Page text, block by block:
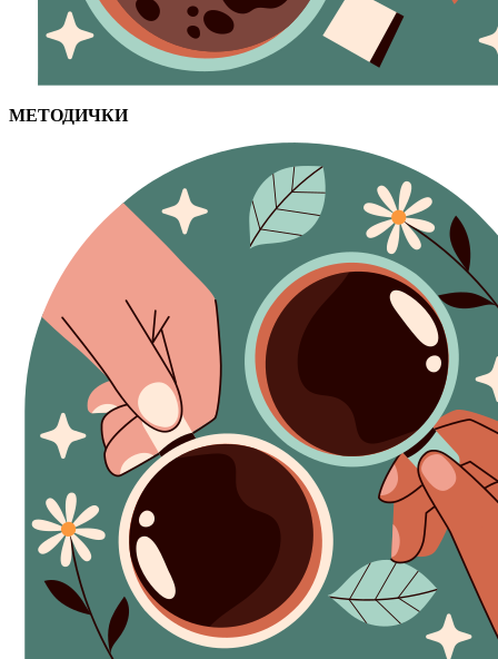
МЕТОДИЧКИ